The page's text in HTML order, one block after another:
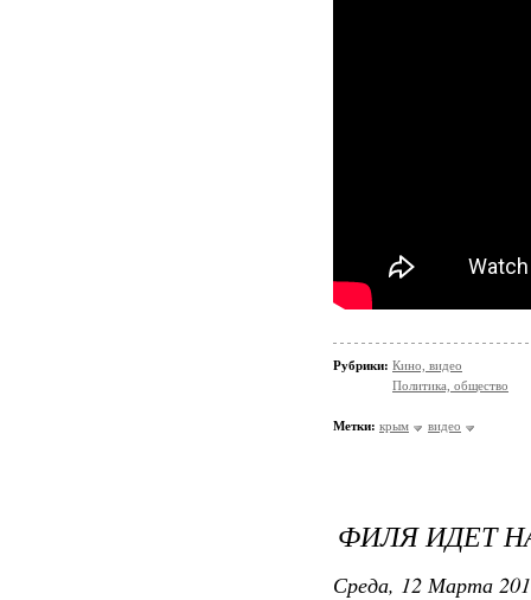
Рубрики: Кино, видео
Политика, общество
Метки: крым видео
ФИЛЯ ИДЕТ
Среда, 12 Марта